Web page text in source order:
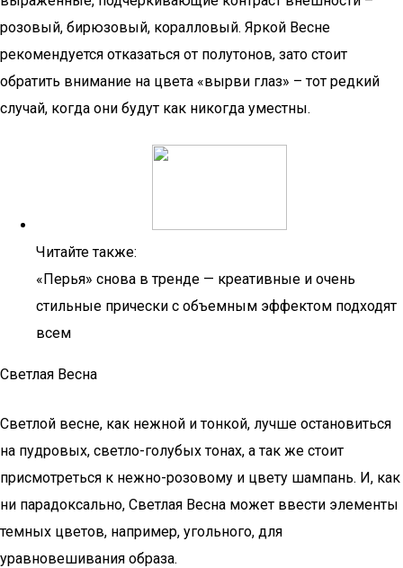
розовый, бирюзовый, коралловый. Яркой Весне
рекомендуется отказаться от полутонов, зато стоит
обратить внимание на цвета «вырви глаз» – тот редкий
случай, когда они будут как никогда уместны.
Читайте также:
«Перья» снова в тренде — креативные и очень
стильные прически с объемным эффектом подходят
всем
Светлая Весна
Светлой весне, как нежной и тонкой, лучше остановиться
на пудровых, светло-голубых тонах, а так же стоит
присмотреться к нежно-розовому и цвету шампань. И, как
ни парадоксально, Светлая Весна может ввести элементы
темных цветов, например, угольного, для
уравновешивания образа.